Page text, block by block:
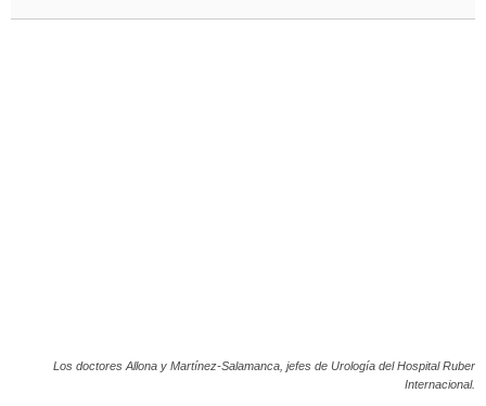
Los doctores Allona y Martínez-Salamanca, jefes de Urología del Hospital Ruber
Internacional.